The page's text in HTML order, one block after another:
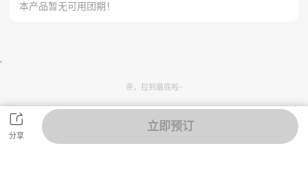
本产品暂无可用团期！
亲，拉到最底啦~

分享
立即预订